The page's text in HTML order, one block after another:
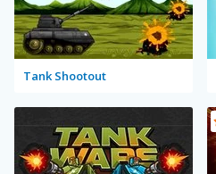
Tank Shootout